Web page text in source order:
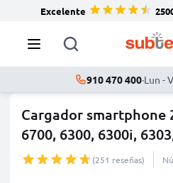
Excelente
910 470 400·Lun -
Cargador smartphone
6700, 6300, 6300i,
(251 reseñas)